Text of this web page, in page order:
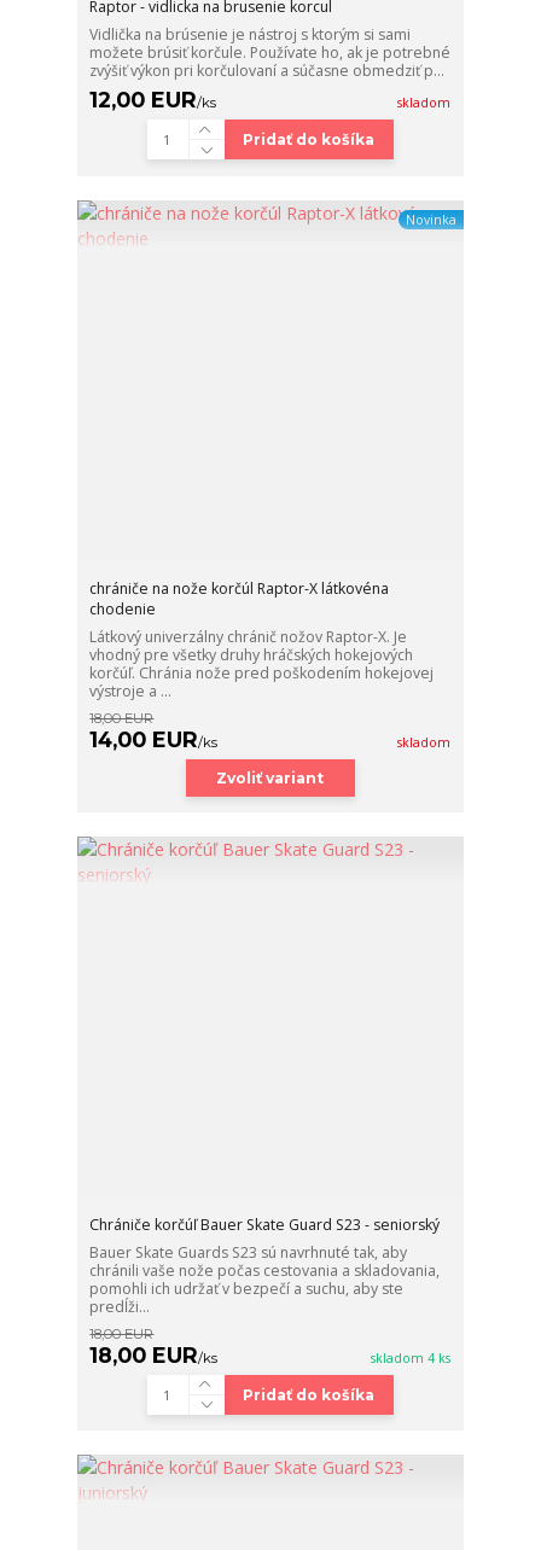
Raptor - vidlicka na brusenie korcul
Vidlička na brúsenie je nástroj s ktorým si sami
možete brúsiť korčule. Používate ho, ak je potrebné
zvýšiť výkon pri korčulovaní a súčasne obmedziť p...
12,00 EUR/ks skladom
Pridať do košíka
Novinka
chrániče na nože korčúl Raptor-X látkovéna
chodenie
Látkový univerzálny chránič nožov Raptor-X. Je
vhodný pre všetky druhy hráčských hokejových
korčúľ. Chránia nože pred poškodením hokejovej
výstroje a ...
18,00 EUR
14,00 EUR/ks skladom
Zvoliť variant
Chrániče korčúľ Bauer Skate Guard S23 - seniorský
Bauer Skate Guards S23 sú navrhnuté tak, aby
chránili vaše nože počas cestovania a skladovania,
pomohli ich udržať v bezpečí a suchu, aby ste
predĺži...
18,00 EUR
18,00 EUR/ks skladom 4 ks
Pridať do košíka